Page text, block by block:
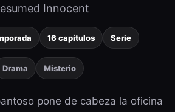
Innocent
16 capítulos Serie
Drama Misterio
pone de cabeza la oficina